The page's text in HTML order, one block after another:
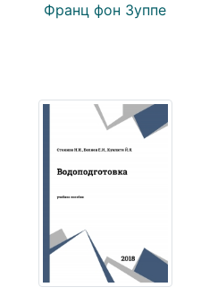
Франц фон Зуппе